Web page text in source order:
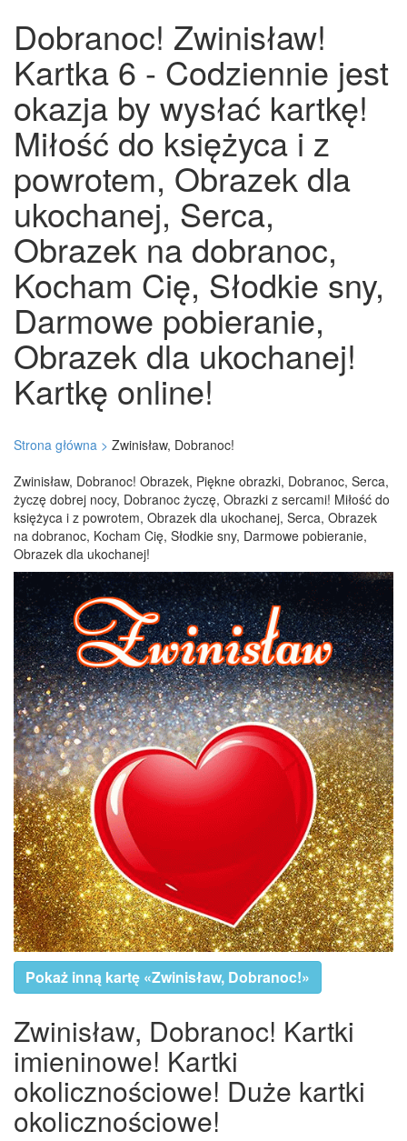
Dobranoc! Zwinisław!
Kartka 6 - Codziennie jest
okazja by wysłać kartkę!
Miłość do księżyca i z
powrotem, Obrazek dla
ukochanej, Serca,
Obrazek na dobranoc,
Kocham Cię, Słodkie sny,
Darmowe pobieranie,
Obrazek dla ukochanej!
Kartkę online!
Strona główna > Zwinisław, Dobranoc!
Zwinisław, Dobranoc! Obrazek, Piękne obrazki, Dobranoc, Serca,
życzę dobrej nocy, Dobranoc życzę, Obrazki z sercami! Miłość do
księżyca i z powrotem, Obrazek dla ukochanej, Serca, Obrazek
na dobranoc, Kocham Cię, Słodkie sny, Darmowe pobieranie,
Obrazek dla ukochanej!
Pokaż inną kartę «Zwinisław, Dobranoc!»
Zwinisław, Dobranoc! Kartki
imieninowe! Kartki
okolicznościowe! Duże kartki
okolicznościowe!